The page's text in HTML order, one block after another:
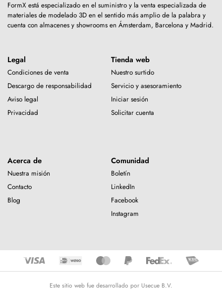
FormX está especializado en el suministro y la venta especializada de
materiales de modelado 3D en el sentido más amplio de la palabra y
cuenta con almacenes y showrooms en Ámsterdam, Barcelona y Madrid.
Legal
Condiciones de venta
Descargo de responsabilidad
Aviso legal
Privacidad
Tienda web
Nuestro surtido
Servicio y asesoramiento
Iniciar sesión
Solicitar cuenta
Acerca de
Nuestra misión
Contacto
Blog
Comunidad
Boletín
LinkedIn
Facebook
Instagram
Este sitio web fue desarrollado por Usecue B.V.